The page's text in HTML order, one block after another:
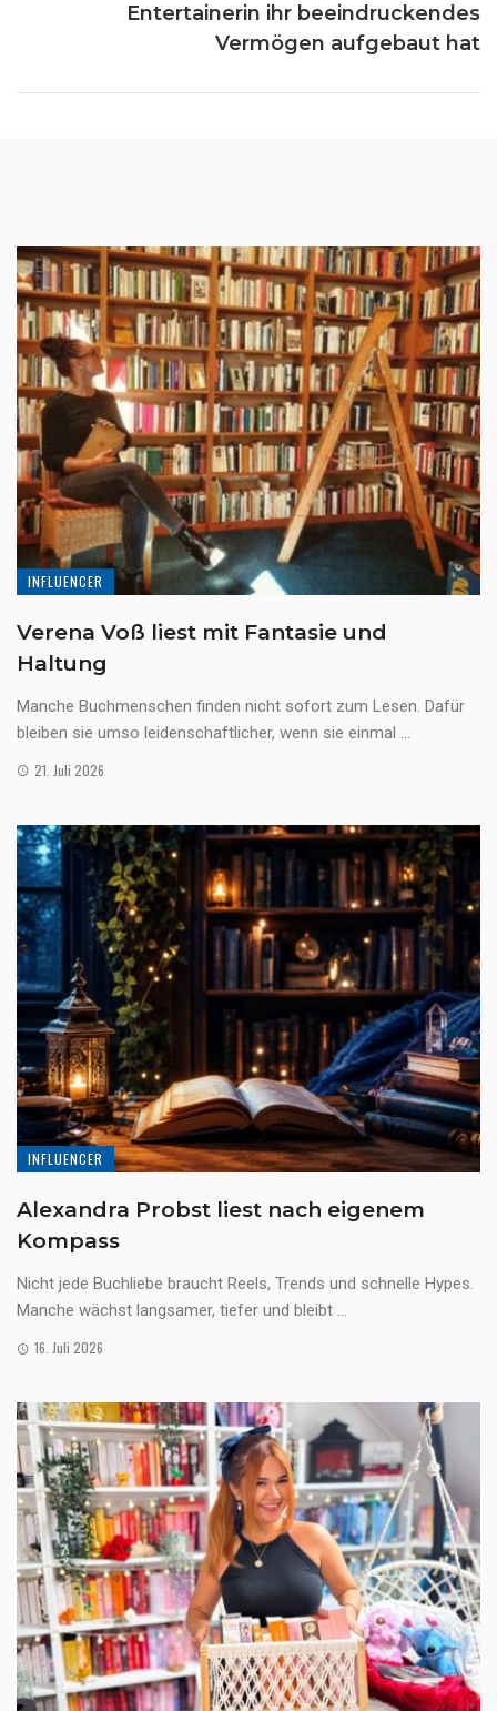
Entertainerin ihr beeindruckendes
Vermögen aufgebaut hat
INFLUENCER
Verena Voß liest mit Fantasie und
Haltung
Manche Buchmenschen finden nicht sofort zum Lesen. Dafür
bleiben sie umso leidenschaftlicher, wenn sie einmal ...
21. Juli 2026
INFLUENCER
Alexandra Probst liest nach eigenem
Kompass
Nicht jede Buchliebe braucht Reels, Trends und schnelle Hypes.
Manche wächst langsamer, tiefer und bleibt ...
16. Juli 2026